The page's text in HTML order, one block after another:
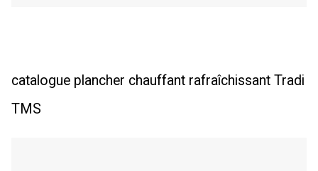
catalogue plancher chauffant rafraîchissant Tradi
TMS